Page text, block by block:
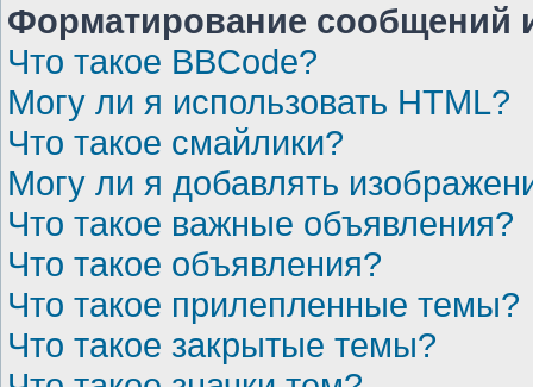
Форматирование сообщений
Что такое BBCode?
Могу ли я использовать HTML?
Что такое смайлики?
Могу ли я добавлять
Что такое важные объявления?
Что такое объявления?
Что такое прилепленные темы?
Что такое закрытые темы?